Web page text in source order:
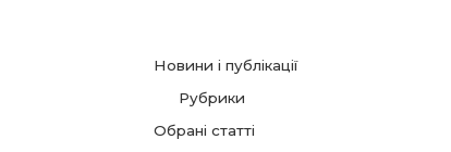
Новини і публікації
Рубрики
Обрані статті